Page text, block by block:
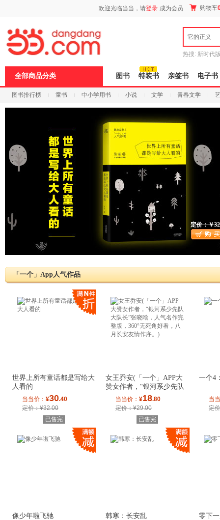
欢迎光临当当，请登录 成为会员 购物车
它的正义
热搜: 新时代
全部商品分类 图书 特装书 亲签书 电子书
图书排行榜 童书 中小学用书 小说 文学 青春文学
科技 进口原版 电子书
定价：￥
「一个」App人气作品
世界上所有童话都是写给大
人看的
当当价： ¥30.40
定价：¥32.00
已售完
女王乔安(「一个」APP大
赞女作者，“银河系少先队
大队长”张晓晗
当当价： ¥18.80
定价：¥29.00
已售完
一个4
当
定
像少年啦飞驰 韩寒：长安乱 零下
页